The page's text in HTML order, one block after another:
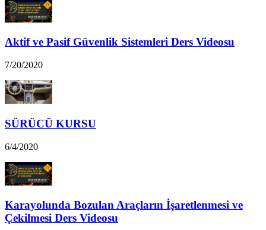
Aktif ve Pasif Güvenlik Sistemleri Ders Videosu
7/20/2020
SÜRÜCÜ KURSU
6/4/2020
Karayolunda Bozulan Araçların İşaretlenmesi ve
Çekilmesi Ders Videosu